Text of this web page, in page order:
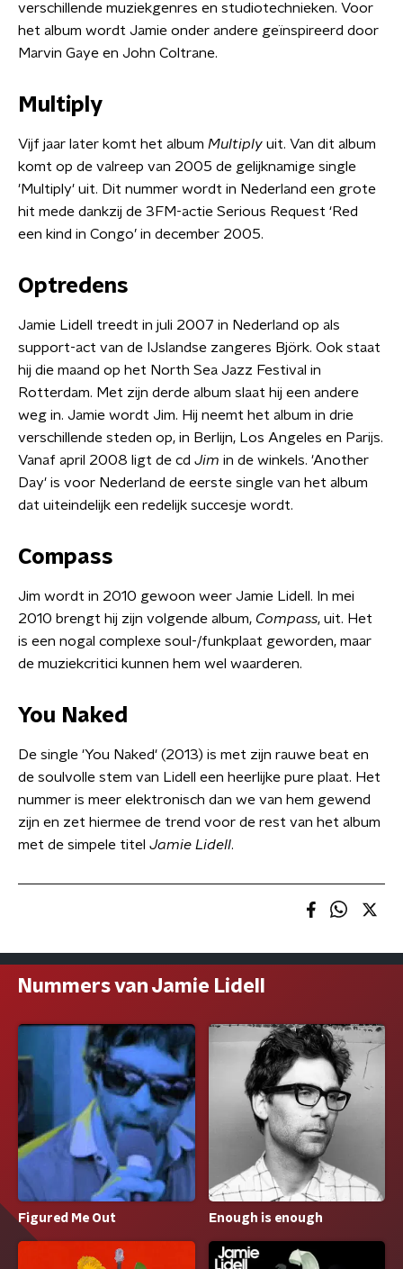
verschillende muziekgenres en studiotechnieken. Voor
het album wordt Jamie onder andere geïnspireerd door
Marvin Gaye en John Coltrane.
Multiply
Vijf jaar later komt het album Multiply uit. Van dit album
komt op de valreep van 2005 de gelijknamige single
'Multiply' uit. Dit nummer wordt in Nederland een grote
hit mede dankzij de 3FM-actie Serious Request ‘Red
een kind in Congo’ in december 2005.
Optredens
Jamie Lidell treedt in juli 2007 in Nederland op als
support-act van de IJslandse zangeres Björk. Ook staat
hij die maand op het North Sea Jazz Festival in
Rotterdam. Met zijn derde album slaat hij een andere
weg in. Jamie wordt Jim. Hij neemt het album in drie
verschillende steden op, in Berlijn, Los Angeles en Parijs.
Vanaf april 2008 ligt de cd Jim in de winkels. 'Another
Day' is voor Nederland de eerste single van het album
dat uiteindelijk een redelijk succesje wordt.
Compass
Jim wordt in 2010 gewoon weer Jamie Lidell. In mei
2010 brengt hij zijn volgende album, Compass, uit. Het
is een nogal complexe soul-/funkplaat geworden, maar
de muziekcritici kunnen hem wel waarderen.
You Naked
De single 'You Naked' (2013) is met zijn rauwe beat en
de soulvolle stem van Lidell een heerlijke pure plaat. Het
nummer is meer elektronisch dan we van hem gewend
zijn en zet hiermee de trend voor de rest van het album
met de simpele titel Jamie Lidell.
Nummers van Jamie Lidell
Figured Me Out Enough is enough